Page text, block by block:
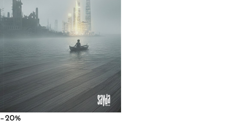
−20%